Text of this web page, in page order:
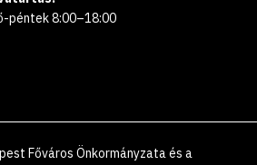
péntek 8:00–18:00
Főváros Önkormányzata és a